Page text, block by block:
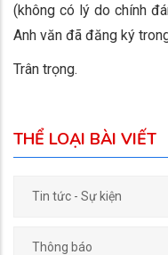
(không có lý do chính
Anh văn đã đăng ký
Trân trọng.
THỂ LOẠI BÀI VIẾT
Tin tức - Sự kiện
Thông báo